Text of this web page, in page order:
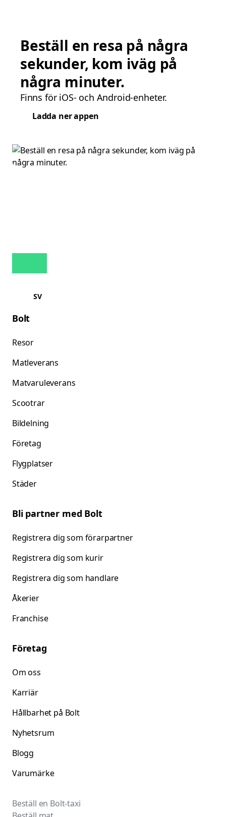
Beställ en resa på några
sekunder, kom iväg på
några minuter.
Finns för iOS- och Android-enheter.
Ladda ner appen
SV
Bolt
Resor
Matleverans
Matvaruleverans
Scootrar
Bildelning
Företag
Flygplatser
Städer
Bli partner med Bolt
Registrera dig som förarpartner
Registrera dig som kurir
Registrera dig som handlare
Åkerier
Franchise
Företag
Om oss
Karriär
Hållbarhet på Bolt
Nyhetsrum
Blogg
Varumärke
Beställ en Bolt-taxi